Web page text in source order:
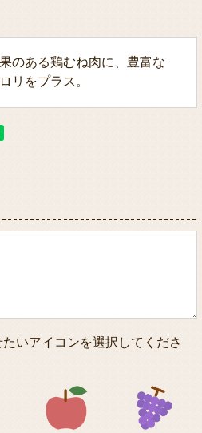
のある鶏むね肉に、豊富な
リをプラス。
いアイコンを選択してくださ
アイコン2 アイコン3